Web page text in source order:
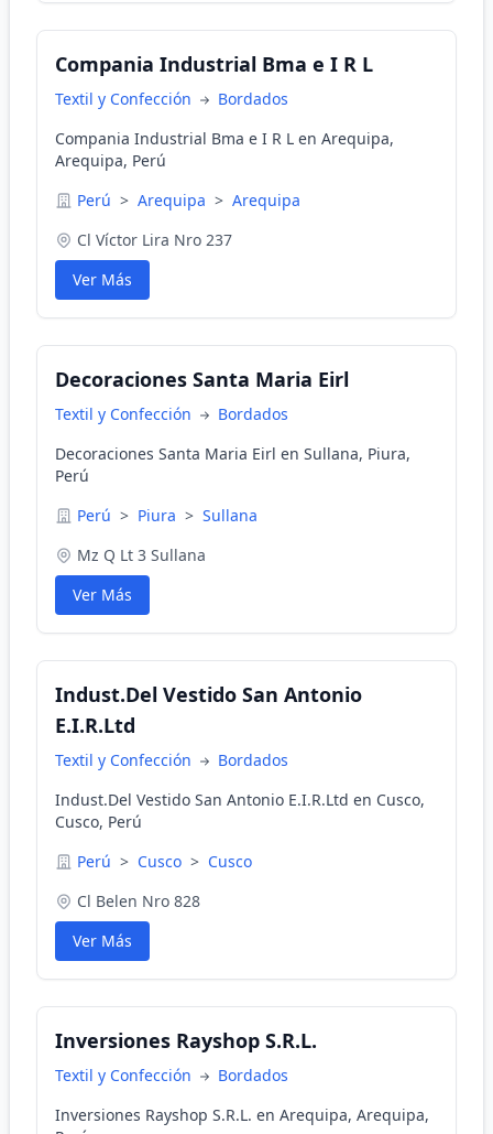
Compania Industrial Bma e I R L
Textil y Confección
Bordados
Compania Industrial Bma e I R L en Arequipa,
Arequipa, Perú
Perú > Arequipa > Arequipa
Cl Víctor Lira Nro 237
Ver Más
Decoraciones Santa Maria Eirl
Textil y Confección
Bordados
Decoraciones Santa Maria Eirl en Sullana, Piura,
Perú
Perú > Piura > Sullana
Mz Q Lt 3 Sullana
Ver Más
Indust.Del Vestido San Antonio
E.I.R.Ltd
Textil y Confección
Bordados
Indust.Del Vestido San Antonio E.I.R.Ltd en Cusco,
Cusco, Perú
Perú > Cusco > Cusco
Cl Belen Nro 828
Ver Más
Inversiones Rayshop S.R.L.
Textil y Confección
Bordados
Inversiones Rayshop S.R.L. en Arequipa, Arequipa,